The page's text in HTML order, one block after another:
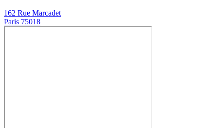
162 Rue Marcadet
Paris 75018